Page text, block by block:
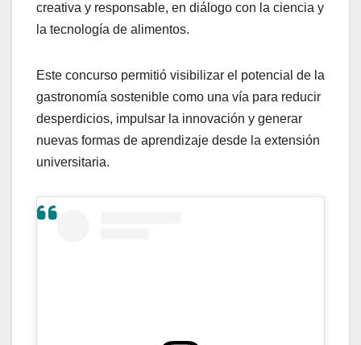
creativa y responsable, en diálogo con la ciencia y
la tecnología de alimentos.
Este concurso permitió visibilizar el potencial de la
gastronomía sostenible como una vía para reducir
desperdicios, impulsar la innovación y generar
nuevas formas de aprendizaje desde la extensión
universitaria.